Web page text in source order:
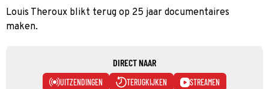
Louis Theroux blikt terug op 25 jaar documentaires
maken.
DIRECT NAAR
UITZENDINGEN TERUGKIJKEN STREAMEN